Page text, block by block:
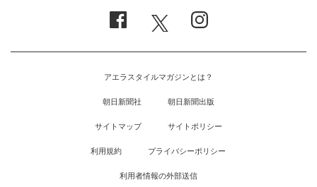
アエラスタイルマガジンとは？
朝日新聞社 朝日新聞出版
サイトマップ サイトポリシー
利用規約 プライバシーポリシー
利用者情報の外部送信